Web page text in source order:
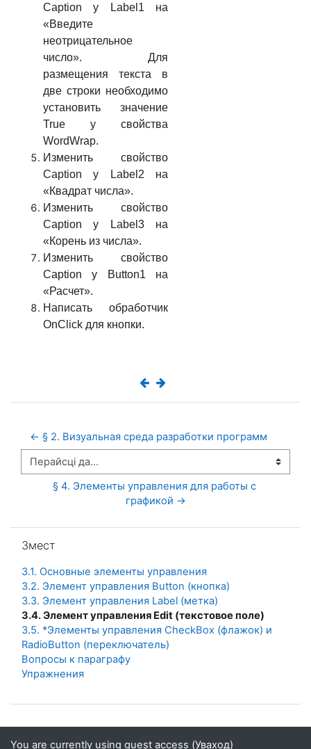
Caption у Label1 на
«Введите
неотрицательное
число». Для
размещения текста в
две строки необходимо
установить значение
True у свойства
WordWrap.
Изменить свойство
Caption у Label2 на
«Квадрат числа».
Изменить свойство
Caption у Label3 на
«Корень из числа».
Изменить свойство
Caption у Button1 на
«Расчет».
Написать обработчик
OnClick для кнопки.
← § 2. Визуальная среда разработки программ
Перайсці да...
§ 4. Элементы управления для работы с
графикой →
Змест
3.1. Основные элементы управления
3.2. Элемент управления Button (кнопка)
3.3. Элемент управления Label (метка)
3.4. Элемент управления Edit (текстовое поле)
3.5. *Элементы управления CheckBox (флажок) и
RadioButton (переключатель)
Вопросы к параграфу
Упражнения
You are currently using guest access (Уваход)